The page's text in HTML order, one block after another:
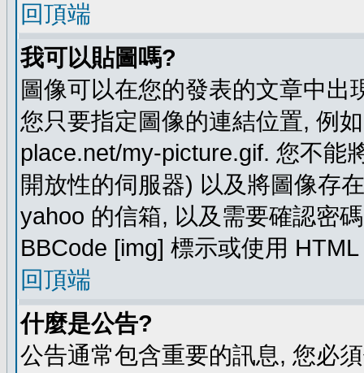
回頂端
我可以貼圖嗎?
圖像可以在您的發表的文章中
您只要指定圖像的連結位置, 例
place.net/my-picture.gif. 您不能
開放性的伺服器) 以及將圖像存
yahoo 的信箱, 以及需要確認密
BBCode [img] 標示或使用
回頂端
什麼是公告?
公告通常包含重要的訊息, 您必